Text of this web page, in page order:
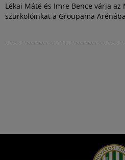
Lékai Máté és Imre Bence várja az
szurkolóinkat a Groupama